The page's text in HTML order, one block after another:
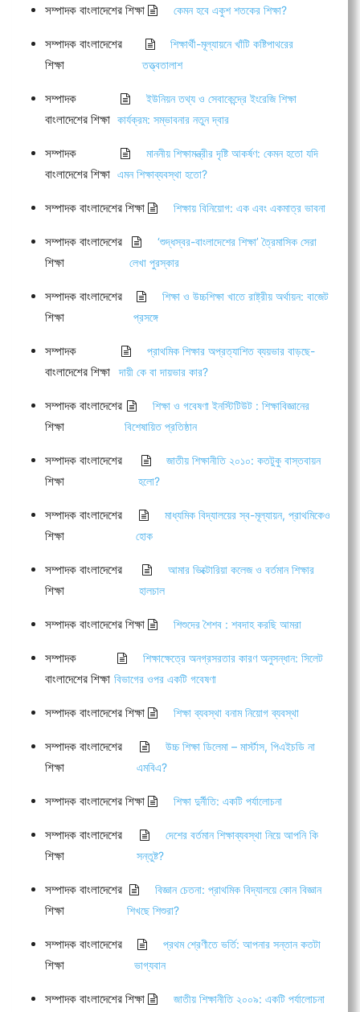
সম্পাদক বাংলাদেশের শিক্ষা কেমন হবে একুশ শতকের শিক্ষা?
সম্পাদক বাংলাদেশের
শিক্ষা
শিক্ষার্থী-মূল্যায়নে খাঁটি কষ্টিপাথরের
তত্ত্বতালাশ
সম্পাদক
বাংলাদেশের শিক্ষা
ইউনিয়ন তথ্য ও সেবাকেন্দ্রে ইংরেজি শিক্ষা
কার্যক্রম: সম্ভাবনার নতুন দ্বার
সম্পাদক
বাংলাদেশের শিক্ষা
মাননীয় শিক্ষামন্ত্রীর দৃষ্টি আকর্ষণ: কেমন হতো যদি
এমন শিক্ষাব্যবস্থা হতো?
সম্পাদক বাংলাদেশের শিক্ষা শিক্ষায় বিনিয়োগ: এক এবং একমাত্র ভাবনা
সম্পাদক বাংলাদেশের
শিক্ষা
‘শুদ্ধস্বর-বাংলাদেশের শিক্ষা’ ত্রৈমাসিক সেরা
লেখা পুরস্কার
সম্পাদক বাংলাদেশের
শিক্ষা
শিক্ষা ও উচ্চশিক্ষা খাতে রাষ্ট্রীয় অর্থায়ন: বাজেট
প্রসঙ্গে
সম্পাদক
বাংলাদেশের শিক্ষা
প্রাথমিক শিক্ষার অপ্রত্যাশিত ব্যয়ভার বাড়ছে-
দায়ী কে বা দায়ভার কার?
সম্পাদক বাংলাদেশের
শিক্ষা
শিক্ষা ও গবেষণা ইনস্টিটিউট : শিক্ষাবিজ্ঞানের
বিশেষায়িত প্রতিষ্ঠান
সম্পাদক বাংলাদেশের
শিক্ষা
জাতীয় শিক্ষানীতি ২০১০: কতটুকু বাস্তবায়ন
হলো?
সম্পাদক বাংলাদেশের
শিক্ষা
মাধ্যমিক বিদ্যালয়ের স্ব-মূল্যায়ন, প্রাথমিকেও
হোক
সম্পাদক বাংলাদেশের
শিক্ষা
আমার ভিক্টোরিয়া কলেজ ও বর্তমান শিক্ষার
হালচাল
সম্পাদক বাংলাদেশের শিক্ষা শিশুদের শৈশব : শবদাহ করছি আমরা
সম্পাদক
বাংলাদেশের শিক্ষা
শিক্ষাক্ষেত্রে অনগ্রসরতার কারণ অনুসন্ধান: সিলেট
বিভাগের ওপর একটি গবেষণা
সম্পাদক বাংলাদেশের শিক্ষা শিক্ষা ব্যবস্থা বনাম নিয়োগ ব্যবস্থা
সম্পাদক বাংলাদেশের
শিক্ষা
উচ্চ শিক্ষা ডিলেমা – মার্স্টাস, পিএইচডি না
এমবিএ?
সম্পাদক বাংলাদেশের শিক্ষা শিক্ষা দুর্নীতি: একটি পর্যালোচনা
সম্পাদক বাংলাদেশের
শিক্ষা
দেশের বর্তমান শিক্ষাব্যবস্থা নিয়ে আপনি কি
সন্তুষ্ট?
সম্পাদক বাংলাদেশের
শিক্ষা
বিজ্ঞান চেতনা: প্রাথমিক বিদ্যালয়ে কোন বিজ্ঞান
শিখছে শিশুরা?
সম্পাদক বাংলাদেশের
শিক্ষা
প্রথম শ্রেণীতে ভর্তি: আপনার সন্তান কতটা
ভাগ্যবান
সম্পাদক বাংলাদেশের শিক্ষা জাতীয় শিক্ষানীতি ২০০৯: একটি পর্যালোচনা